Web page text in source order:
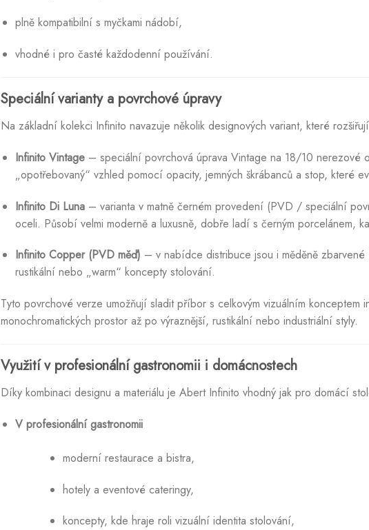
plně kompatibilní s myčkami nádobí,
vhodné i pro časté každodenní používání.
Speciální varianty a povrchové úpravy
Na základní kolekci Infinito navazuje několik designových variant, které
Infinito Vintage– speciální povrchová úprava Vintage na 18/10 nerezové
„opotřebovaný“ vzhled pomocí opacity, jemných škrábanců a stop, které
Infinito Di Luna– varianta v matně černém provedení (PVD / speciální
oceli. Působí velmi moderně a luxusně, dobře ladí s černým porcelánem,
Infinito Copper (PVD měď) – v nabídce distribuce jsou i měděně
rustikální nebo „warm“ koncepty stolování.
Tyto povrchové verze umožňují sladit příbor s celkovým vizuálním konceptem
monochromatických prostor až po výraznější, rustikální nebo industriální styly.
Využití v profesionální gastronomii i domácnostech
Díky kombinaci designu a materiálu je Abert Infinito vhodný jak pro domácí
V profesionální gastronomii
moderní restaurace a bistra,
hotely a eventové cateringy,
koncepty, kde hraje roli vizuální identita stolování,